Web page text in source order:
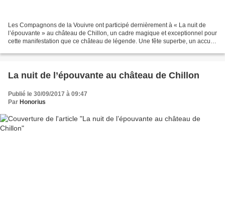
Les Compagnons de la Vouivre ont participé dernièrement à « La nuit de
l’épouvante » au château de Chillon, un cadre magique et exceptionnel pour
cette manifestation que ce château de légende. Une fête superbe, un accueil
La nuit de l’épouvante au château de Chillon
Publié le 30/09/2017 à 09:47
Par Honorius